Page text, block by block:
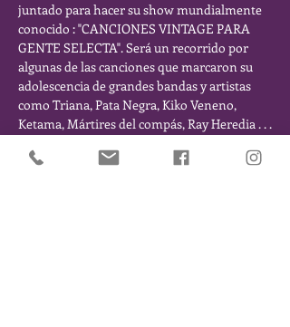
juntado para hacer su show mundialmente
conocido : "CANCIONES VINTAGE PARA
GENTE SELECTA". Será un recorrido por
algunas de las canciones que marcaron su
adolescencia de grandes bandas y artistas
como Triana, Pata Negra, Kiko Veneno,
Ketama, Mártires del compás, Ray Heredia . . .